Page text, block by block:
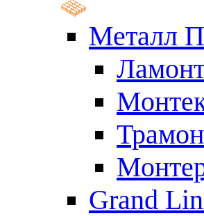
Металл
Grand